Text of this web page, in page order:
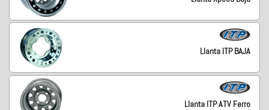
Llanta ITP BAJA
Llanta ITP ATV Ferro